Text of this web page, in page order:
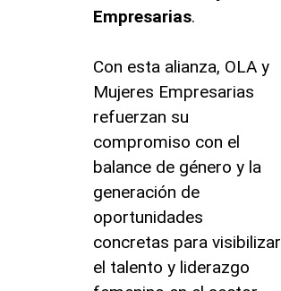
Empresarias.
Con esta alianza, OLA y
Mujeres Empresarias
refuerzan su
compromiso con el
balance de género y la
generación de
oportunidades
concretas para visibilizar
el talento y liderazgo